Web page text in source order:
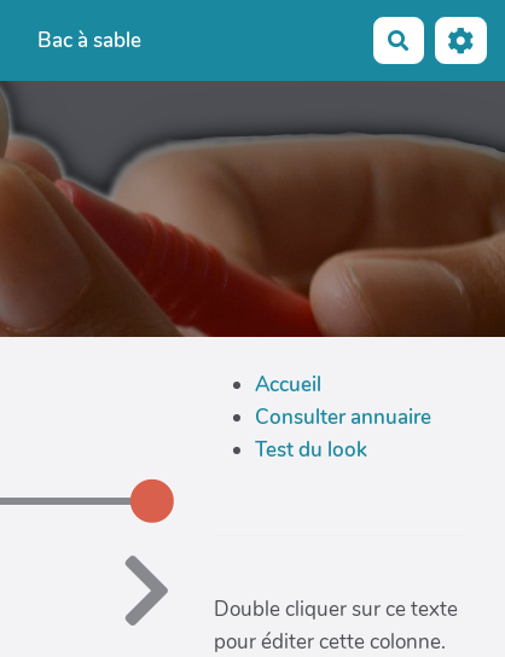
Bac à sable
Accueil
Consulter annuaire
Test du look
Double cliquer sur ce texte
pour éditer cette colonne.